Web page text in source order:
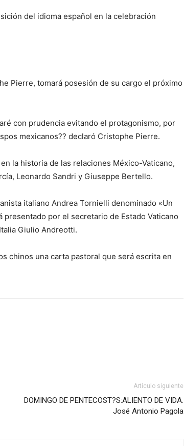
del idioma español en la celebración
Pierre, tomará posesión de su cargo el próximo
con prudencia evitando el protagonismo, por
mexicanos?? declaró Cristophe Pierre.
la historia de las relaciones México-Vaticano,
Leonardo Sandri y Giuseppe Bertello.
italiano Andrea Tornielli denominado «Un
por el secretario de Estado Vaticano
Giulio Andreotti.
chinos una carta pastoral que será escrita en
Artículo siguiente
DOMINGO DE PENTECOST?S:ALIENTO DE VIDA.
José Antonio Pagola